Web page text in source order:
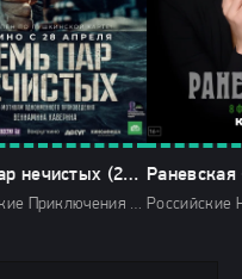
Семь пар нечистых (2018)
Российские Приключения Драмы Криминал Военные 2018 НТВ HD
Раневская